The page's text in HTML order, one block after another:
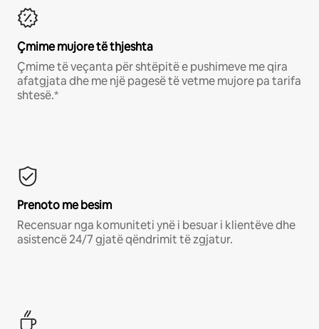
Çmime mujore të thjeshta
Çmime të veçanta për shtëpitë e pushimeve me qira
afatgjata dhe me një pagesë të vetme mujore pa tarifa
shtesë.*
Prenoto me besim
Recensuar nga komuniteti ynë i besuar i klientëve dhe
asistencë 24/7 gjatë qëndrimit të zgjatur.